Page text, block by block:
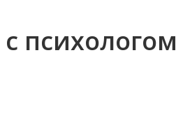
психологом